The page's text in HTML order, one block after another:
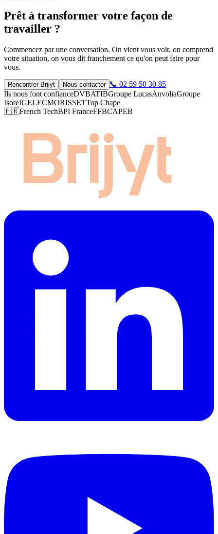
Prêt à transformer votre façon de
travailler ?
Commencez par une conversation. On vient vous voir, on comprend
votre situation, on vous dit franchement ce qu'on peut faire pour
vous.
Rencontrer Brijyt Nous contacter
📞 02 59 50 30 85
Ils nous font confianceDVBATIBGroupe LucasAnvoliaGroupe
IsoreIGELECMORISSETTop Chape
🇫🇷French TechBPI FranceFFBCAPEB